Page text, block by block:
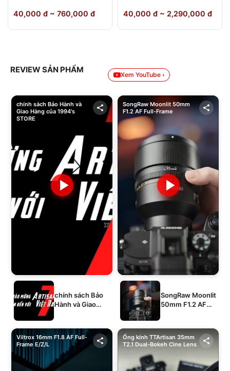
40,000 đ ~ 760,000 đ 40,000 đ ~ 2,290,000 đ
REVIEW SẢN PHẨM
Xem YouTube ›
chính sách Bảo Hành và
Giao Hàng của 1994's
STORE
chính sách Bảo
Hành và Giao
SongRaw Moonlit 50mm
F1.2 AF Full-Frame
SongRaw Moonlit
50mm F1.2 AF
Viltrox 16mm F1.8 AF Full-
Frame E/Z/L
Ống kính TTArtisan 35mm
T2.1 Dual-Bokeh Cine Lens